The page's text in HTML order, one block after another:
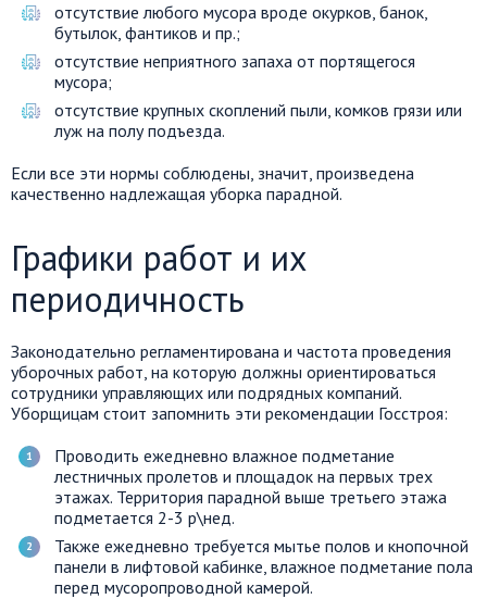
отсутствие любого мусора вроде окурков, банок,
бутылок, фантиков и пр.;
отсутствие неприятного запаха от портящегося
мусора;
отсутствие крупных скоплений пыли, комков грязи или
луж на полу подъезда.
Если все эти нормы соблюдены, значит, произведена
качественно надлежащая уборка парадной.
Графики работ и их
периодичность
Законодательно регламентирована и частота проведения
уборочных работ, на которую должны ориентироваться
сотрудники управляющих или подрядных компаний.
Уборщицам стоит запомнить эти рекомендации Госстроя:
Проводить ежедневно влажное подметание
лестничных пролетов и площадок на первых трех
этажах. Территория парадной выше третьего этажа
подметается 2-3 р\нед.
Также ежедневно требуется мытье полов и кнопочной
панели в лифтовой кабинке, влажное подметание пола
перед мусоропроводной камерой.